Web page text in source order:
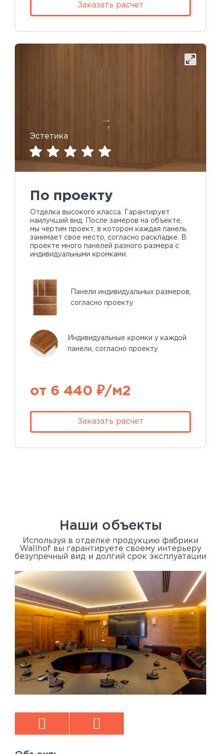
Заказать расчет
Эстетика
По проекту
Отделка высокого класса. Гарантирует
наилучший вид. После замеров на объекте,
мы чертим проект, в котором каждая панель
занимает свое место, согласно раскладке. В
проекте много панелей разного размера с
индивидуальными кромками.
Панели индивидуальных размеров,
согласно проекту
Индивидуальные кромки у каждой
панели, согласно проекту
от 6 440 ₽/м2
Заказать расчет
Наши объекты
Используя в отделке продукцию фабрики
Wallhof вы гарантируете своему интерьеру
безупречный вид и долгий срок эксплуатации